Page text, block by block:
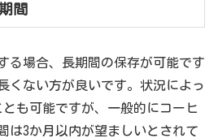
間
る場合、長期間の保存が可能です
くない方が良いです。状況によっ
も可能ですが、一般的にコーヒ
は3か月以内が望ましいとされて